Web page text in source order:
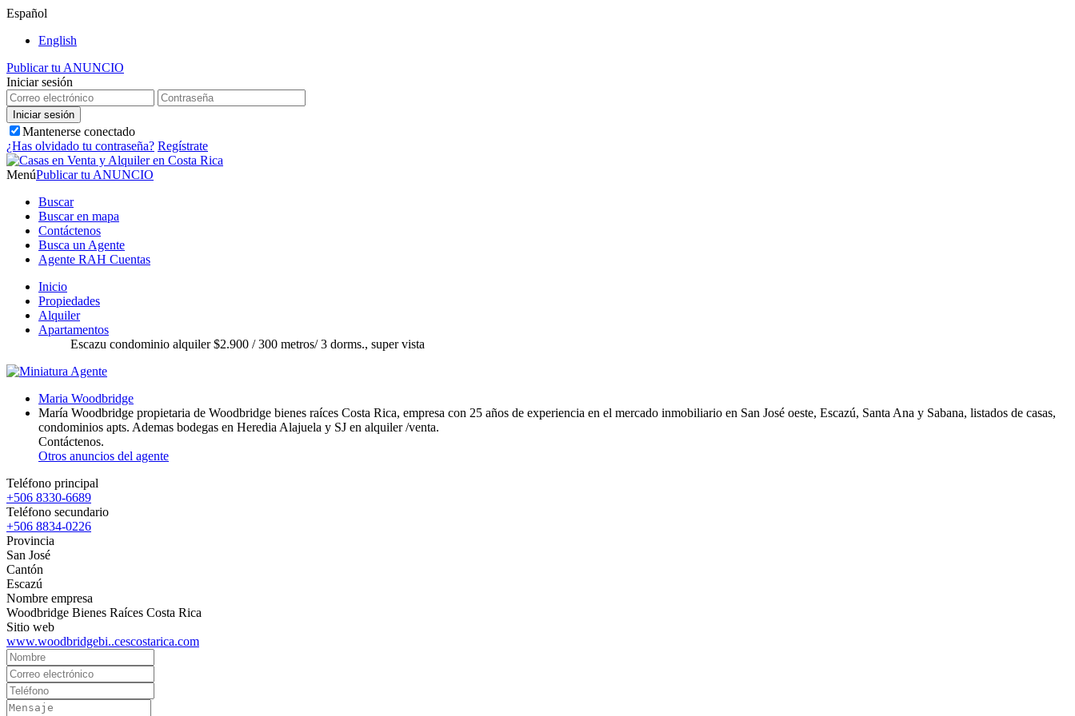
Español
English
Publicar tu ANUNCIO
Iniciar sesión
Mantenerse conectado
¿Has olvidado tu contraseña? Regístrate
MenúPublicar tu ANUNCIO
Buscar
Buscar en mapa
Contáctenos
Busca un Agente
Agente RAH Cuentas
Inicio
Propiedades
Alquiler
Apartamentos
Escazu condominio alquiler $2.900 / 300 metros/ 3 dorms., super vista
Maria Woodbridge
María Woodbridge propietaria de Woodbridge bienes raíces Costa Rica, empresa con 25 años de experiencia en el mercado inmobiliario en San José oeste, Escazú, Santa Ana y Sabana, listados de casas,
condominios apts. Ademas bodegas en Heredia Alajuela y SJ en alquiler /venta.
Contáctenos.
Otros anuncios del agente
Teléfono principal
+506 8330-6689
Teléfono secundario
+506 8834-0226
Provincia
San José
Cantón
Escazú
Nombre empresa
Woodbridge Bienes Raíces Costa Rica
Sitio web
www.woodbridgebi..cescostarica.com